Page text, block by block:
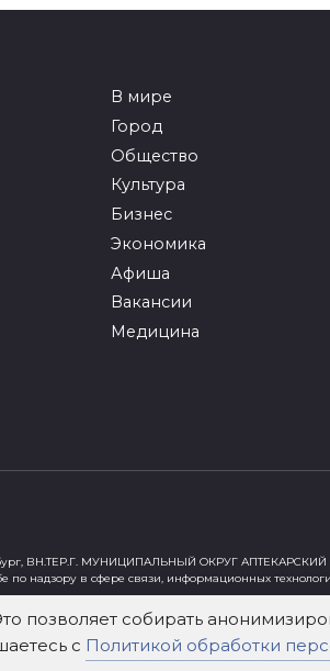
В мире
Город
Общество
Культура
Бизнес
Экономика
Афиша
Вакансии
Медицина
ВН.ТЕР.Г. МУНИЦИПАЛЬНЫЙ ОКРУГ
надзору в сфере связи, информационных
декабря 2010 года № 436-ФЗ «О защите детей от
mockva.ru в коммерческих целях без
позволяет собирать
с Политикой обработки